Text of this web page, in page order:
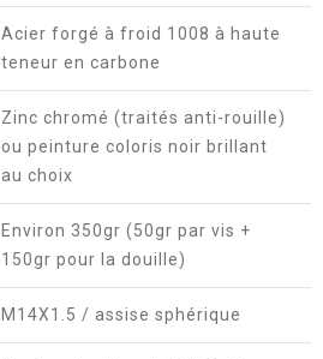
Acier forgé à froid 1008 à haute
teneur en carbone
Zinc chromé (traités anti-rouille)
ou peinture coloris noir brillant
au choix
Environ 350gr (50gr par vis +
150gr pour la douille)
M14X1.5 / assise sphérique